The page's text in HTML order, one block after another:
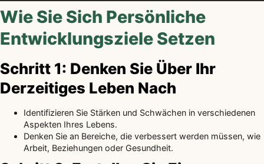
Wie Sie Sich Persönliche
Entwicklungsziele Setzen
Schritt 1: Denken Sie Über Ihr
Derzeitiges Leben Nach
Identifizieren Sie Stärken und Schwächen in verschiedenen
Aspekten Ihres Lebens.
Denken Sie an Bereiche, die verbessert werden müssen, wie
Arbeit, Beziehungen oder Gesundheit.